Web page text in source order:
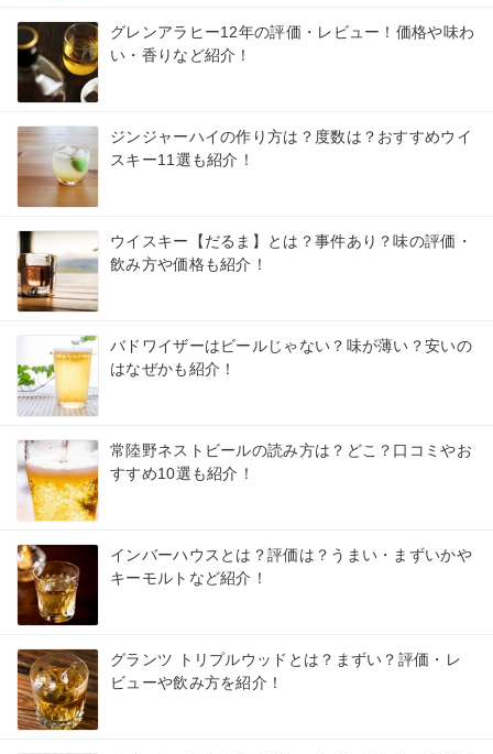
グレンアラヒー12年の評価・レビュー！価格や味わ
い・香りなど紹介！
ジンジャーハイの作り方は？度数は？おすすめウイ
スキー11選も紹介！
ウイスキー【だるま】とは？事件あり？味の評価・
飲み方や価格も紹介！
バドワイザーはビールじゃない？味が薄い？安いの
はなぜかも紹介！
常陸野ネストビールの読み方は？どこ？口コミやお
すすめ10選も紹介！
インバーハウスとは？評価は？うまい・まずいかや
キーモルトなど紹介！
グランツ トリプルウッドとは？まずい？評価・レ
ビューや飲み方を紹介！